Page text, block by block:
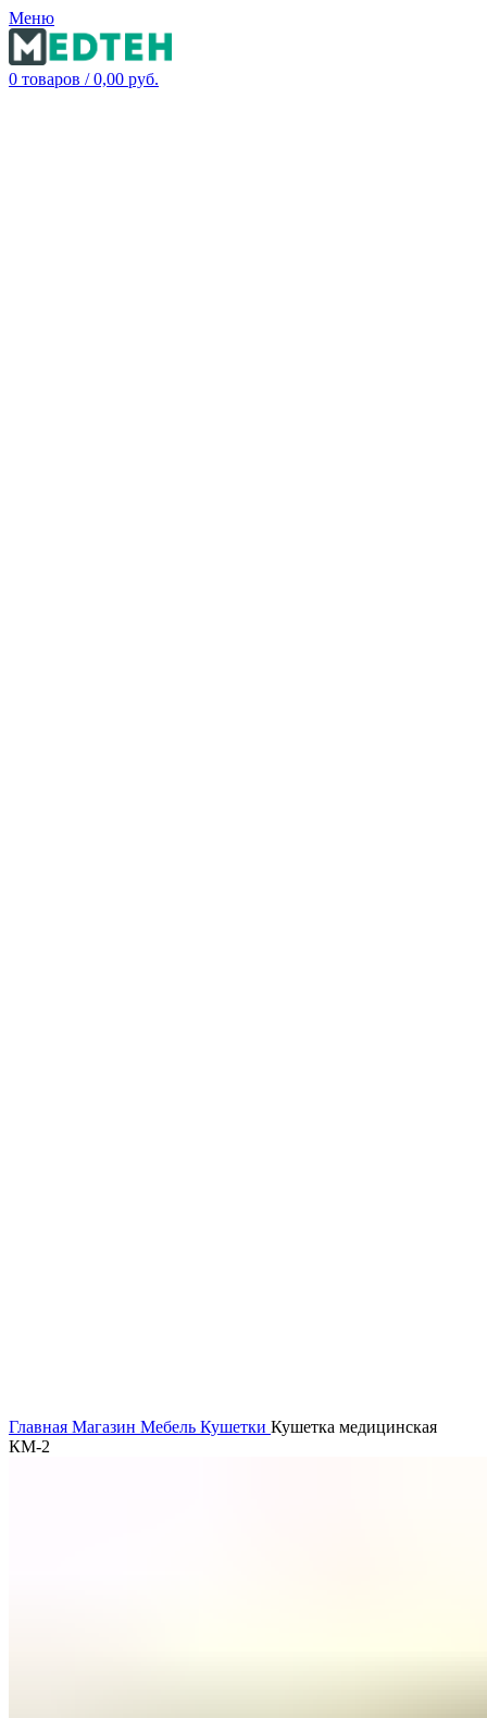
Меню
0 товаров / 0,00 руб.
Главная Магазин Мебель Кушетки Кушетка медицинская
КМ-2